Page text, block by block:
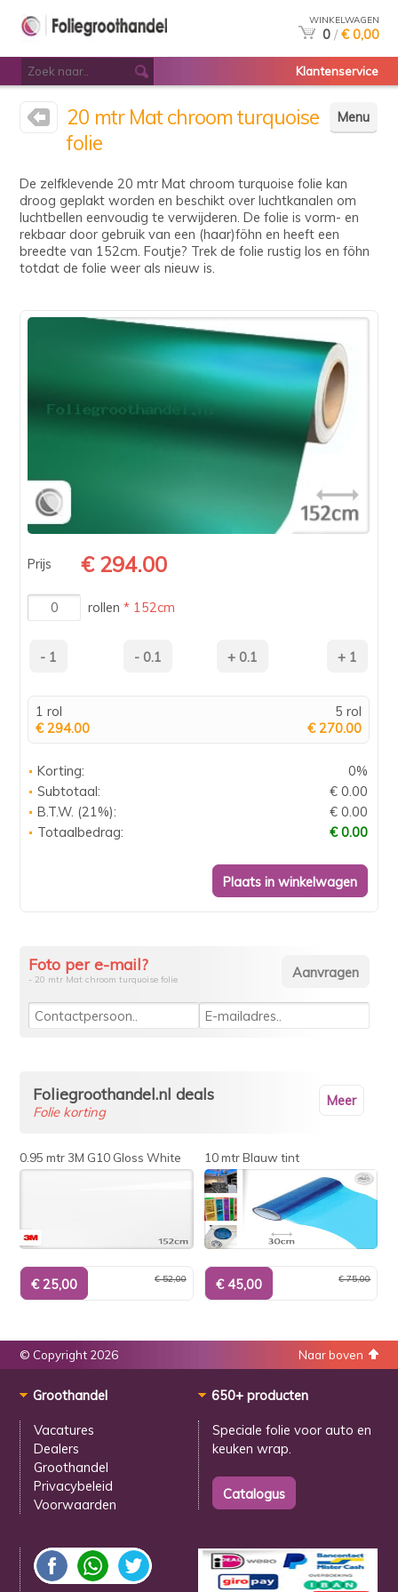
WINKELWAGEN
0 / € 0,00
Klantenservice
Menu
20 mtr Mat chroom turquoise
folie
De zelfklevende 20 mtr Mat chroom turquoise folie kan
droog geplakt worden en beschikt over luchtkanalen om
luchtbellen eenvoudig te verwijderen. De folie is vorm- en
rekbaar door gebruik van een (haar)föhn en heeft een
breedte van 152cm. Foutje? Trek de folie rustig los en föhn
totdat de folie weer als nieuw is.
Prijs € 294.00
rollen* 152cm
1 rol
€ 294.00
5 rol
€ 270.00
Korting:
0%
Subtotaal:
€ 0.00
B.T.W. (21%):
€ 0.00
Totaalbedrag:
€ 0.00
Foto per e-mail?
- 20 mtr Mat chroom turquoise folie
Meer
Foliegroothandel.nl deals
Folie korting
0.95 mtr 3M G10 Gloss White
€ 52,00
10 mtr Blauw tint
€ 75,00
Naar boven
© Copyright 2026
Groothandel
Vacatures
Dealers
Groothandel
Privacybeleid
Voorwaarden
650+ producten
Speciale folie voorauto en
keuken wrap.